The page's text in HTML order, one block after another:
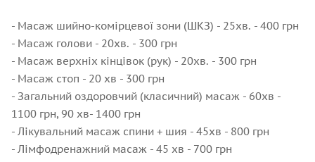
- Масаж шийно-комірцевої зони (ШКЗ) - 25хв. - 400 грн
- Масаж голови - 20хв. - 300 грн
- Масаж верхніх кінцівок (рук) - 20хв. - 300 грн
- Масаж стоп - 20 хв - 300 грн
- Загальний оздоровчий (класичний) масаж - 60хв -
1100 грн, 90 хв- 1400 грн
- Лікувальний масаж спини + шия - 45хв - 800 грн
- Лімфодренажний масаж - 45 хв - 700 грн